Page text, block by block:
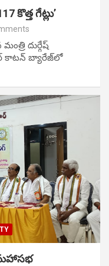
కొత్త గేట్లు’
దుర్గేష్
కాటన్ బ్యారేజ్‌లో
మహాసభ